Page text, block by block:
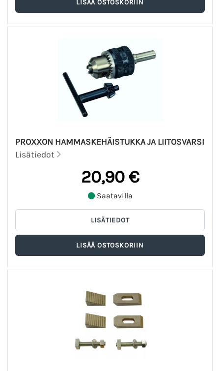
PROXXON HAMMASKEHÄISTUKKA JA LIITOSVARSI
Lisätiedot
20,90 €
Saatavilla